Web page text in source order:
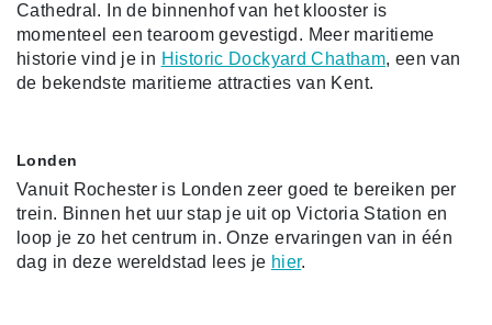
Cathedral. In de binnenhof van het klooster is
momenteel een tearoom gevestigd. Meer maritieme
historie vind je in Historic Dockyard Chatham, een van
de bekendste maritieme attracties van Kent.
Londen
Vanuit Rochester is Londen zeer goed te bereiken per
trein. Binnen het uur stap je uit op Victoria Station en
loop je zo het centrum in. Onze ervaringen van in één
dag in deze wereldstad lees je hier.